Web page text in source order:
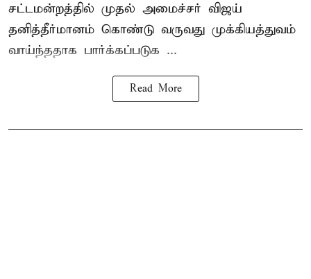
சட்டமன்றத்தில் முதல் அமைச்சர் விஜய்
தனித்தீர்மானம் கொண்டு வருவது முக்கியத்துவம்
வாய்ந்ததாக பார்க்கப்படுக ...
Read More